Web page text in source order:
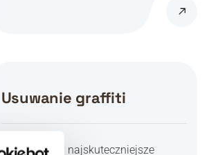
Usuwanie graffiti
Zapewniamy najskuteczniejsze